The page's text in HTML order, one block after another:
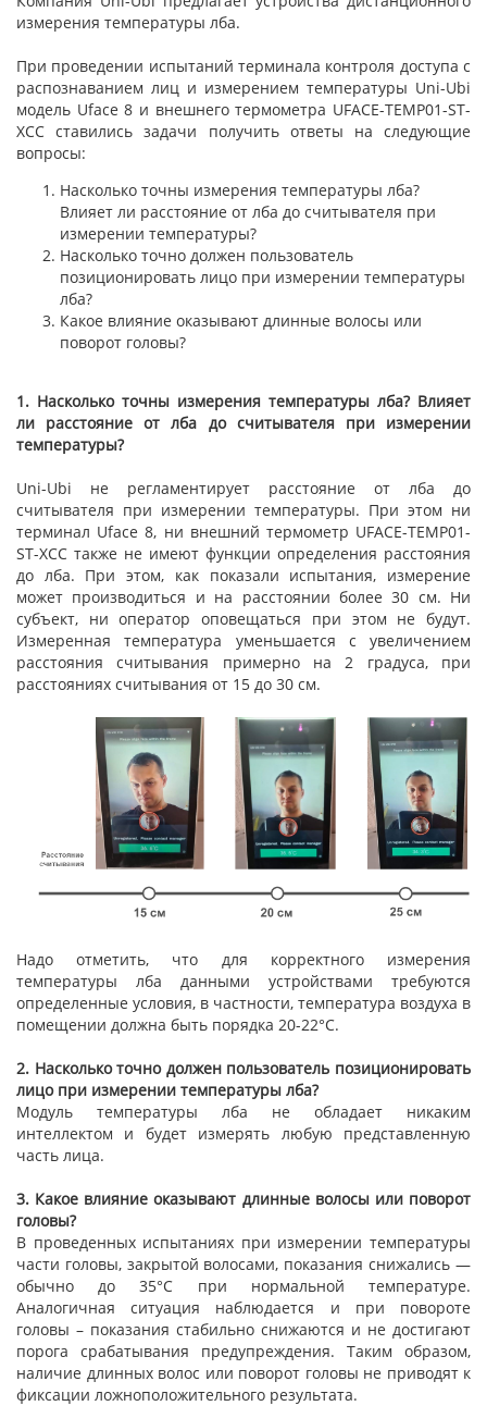
измерения температуры лба.
При проведении испытаний терминала контроля доступа с
распознаванием лиц и измерением температуры Uni-Ubi
модель Uface 8 и внешнего термометра UFACE-TEMP01-ST-
XCC ставились задачи получить ответы на следующие
вопросы:
Насколько точны измерения температуры лба?
Влияет ли расстояние от лба до считывателя при
измерении температуры?
Насколько точно должен пользователь
позиционировать лицо при измерении температуры
лба?
Какое влияние оказывают длинные волосы или
поворот головы?
1. Насколько точны измерения температуры лба? Влияет
ли расстояние от лба до считывателя при измерении
температуры?
Uni-Ubi не регламентирует расстояние от лба до
считывателя при измерении температуры. При этом ни
терминал Uface 8, ни внешний термометр UFACE-TEMP01-
ST-XCC также не имеют функции определения расстояния
до лба. При этом, как показали испытания, измерение
может производиться и на расстоянии более 30 см. Ни
субъект, ни оператор оповещаться при этом не будут.
Измеренная температура уменьшается с увеличением
расстояния считывания примерно на 2 градуса, при
расстояниях считывания от 15 до 30 см.
Надо отметить, что для корректного измерения
температуры лба данными устройствами требуются
определенные условия, в частности, температура воздуха в
помещении должна быть порядка 20-22°С.
2. Насколько точно должен пользователь позиционировать
лицо при измерении температуры лба?
Модуль температуры лба не обладает никаким
интеллектом и будет измерять любую представленную
часть лица.
3. Какое влияние оказывают длинные волосы или поворот
головы?
В проведенных испытаниях при измерении температуры
части головы, закрытой волосами, показания снижались —
обычно до 35°С при нормальной температуре.
Аналогичная ситуация наблюдается и при повороте
головы – показания стабильно снижаются и не достигают
порога срабатывания предупреждения. Таким образом,
наличие длинных волос или поворот головы не приводят к
фиксации ложноположительного результата.